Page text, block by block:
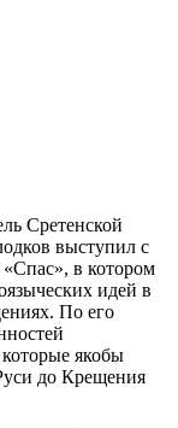
Сретенской
выступил с
в котором
идей в
По его
якобы
до Крещения